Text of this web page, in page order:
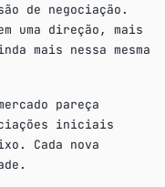
de negociação.
uma direção, mais
mais nessa mesma
pareça
iniciais
Cada nova